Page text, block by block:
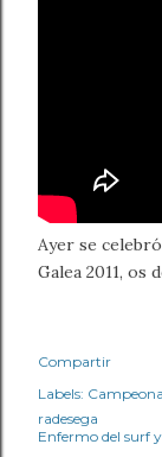
Ayer se
Galea 2011, os
Compartir
Labels:
radesega
Enfermo del surf